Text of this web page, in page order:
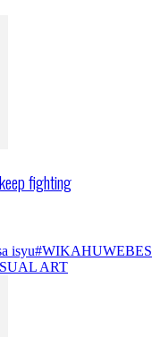
fighting
isyu#WIKAHUWEBES
ART